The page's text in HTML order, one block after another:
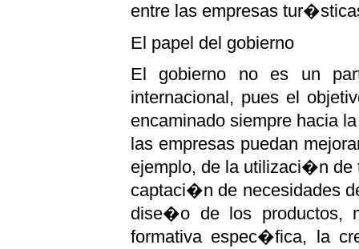
entre las empresas
El papel del gobierno
El gobierno no es un
internacional, pues el
encaminado siempre hacia
las empresas puedan
ejemplo, de la utilizaci�n
captaci�n de necesidades
dise�o de los productos,
formativa espec�fica, la